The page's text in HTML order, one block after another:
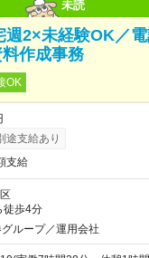
未読
週2×未経験OK／
作成事務
OK
途支給あり
支給
徒歩4分
ループ／運用会社